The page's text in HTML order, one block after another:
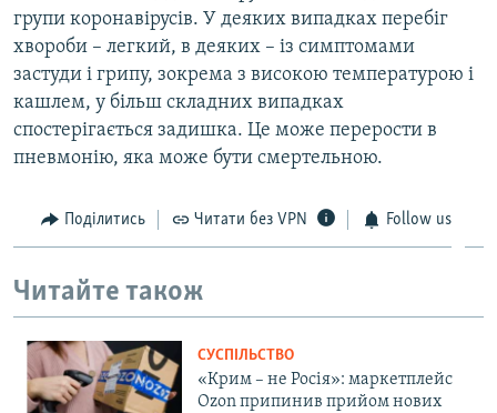
групи коронавірусів. У деяких випадках перебіг
хвороби – легкий, в деяких – із симптомами
застуди і грипу, зокрема з високою температурою і
кашлем, у більш складних випадках
спостерігається задишка. Це може перерости в
пневмонію, яка може бути смертельною.
Поділитись Читати без VPN Follow us
Читайте також
СУСПІЛЬСТВО
«Крим – не Росія»: маркетплейс
Ozon припинив прийом нових